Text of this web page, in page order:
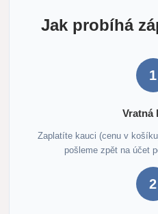
Jak probíhá
1
Vratná
Zaplatíte kauci (cenu v
pošleme zpět na účet
2